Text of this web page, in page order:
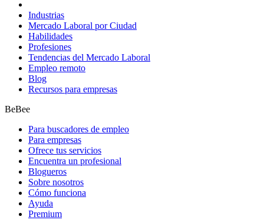
Industrias
Mercado Laboral por Ciudad
Habilidades
Profesiones
Tendencias del Mercado Laboral
Empleo remoto
Blog
Recursos para empresas
BeBee
Para buscadores de empleo
Para empresas
Ofrece tus servicios
Encuentra un profesional
Blogueros
Sobre nosotros
Cómo funciona
Ayuda
Premium